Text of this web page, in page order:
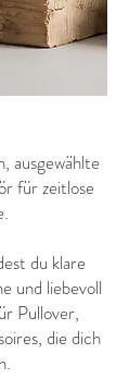
ausgewählte
für zeitlose
du klare
und liebevoll
Pullover,
die dich